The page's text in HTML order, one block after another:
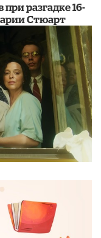
разгадке 16-
Стюарт